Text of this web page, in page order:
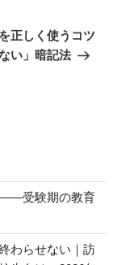
正しく使うコツ
い」暗記法
――受験期の教育
わらせない｜訪